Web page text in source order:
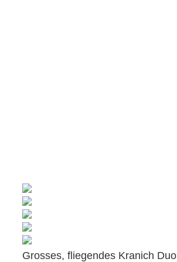
Grosses, fliegendes Kranich Duo